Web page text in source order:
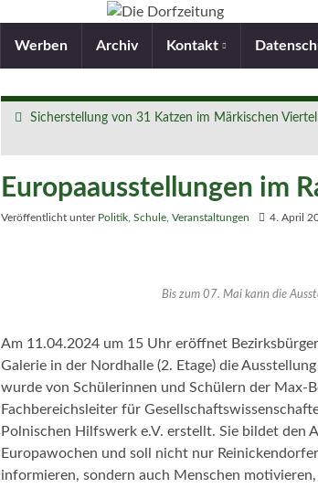
Werben Archiv Kontakt
Sicherstellung von 31 Katzen im Märkischen Viertel
Europaausstellungen im
Veröffentlicht unter Politik Schule Veranstaltungen 4. April
Bis zum 07. Mai kann die
Am 11.04.2024 um 15 Uhr eröffnet
Galerie in der Nordhalle (2. Etage) die
wurde von Schülerinnen und Schülern der Max-
Fachbereichsleiter für
Polnischen Hilfswerk e.V. erstellt. Sie bildet
Europawochen und soll nicht nur
informieren, sondern auch Menschen